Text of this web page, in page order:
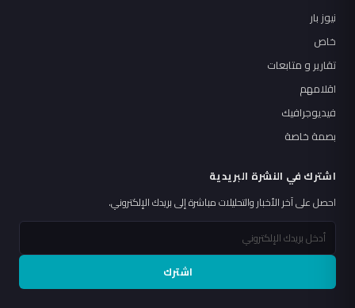
نيوز بار
خاص
تقارير و متابعات
اقلامهم
فيديوجرافيك
بصمة خاصة
اشترك في النشرة البريدية
احصل على آخر الأخبار والتحليلات مباشرة إلى بريدك الإلكتروني.
اشترك